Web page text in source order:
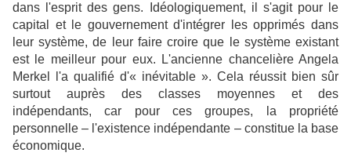
dans l'esprit des gens. Idéologiquement, il s'agit pour le
capital et le gouvernement d'intégrer les opprimés dans
leur système, de leur faire croire que le système existant
est le meilleur pour eux. L'ancienne chancelière Angela
Merkel l'a qualifié d'« inévitable ». Cela réussit bien sûr
surtout auprès des classes moyennes et des
indépendants, car pour ces groupes, la propriété
personnelle – l'existence indépendante – constitue la base
économique.